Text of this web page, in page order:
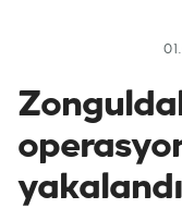
yakalandı